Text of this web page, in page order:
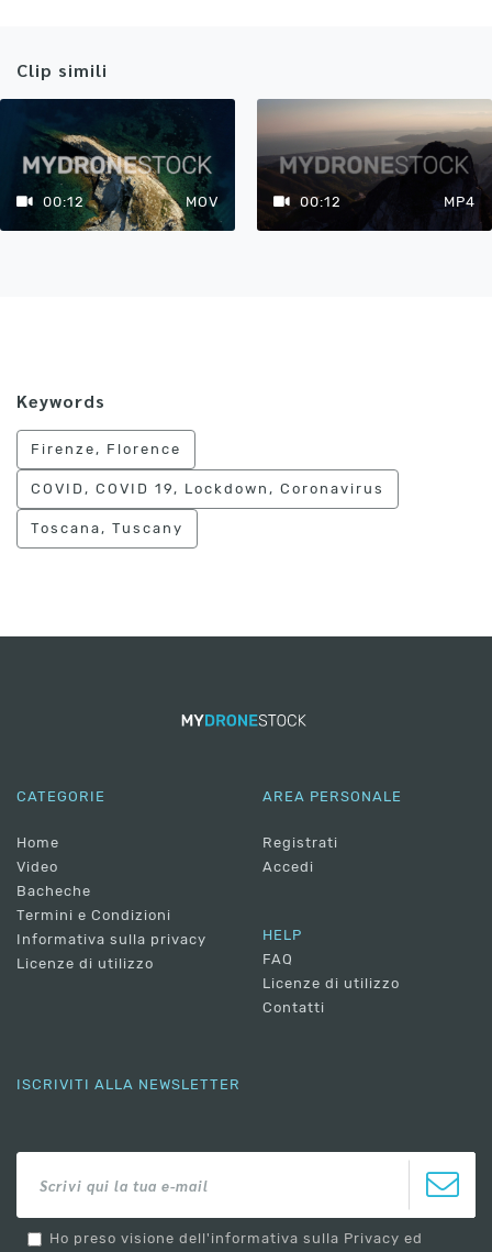
Clip simili
00:12 MOV 00:12 MP4
Keywords
Firenze, Florence
COVID, COVID 19, Lockdown, Coronavirus
Toscana, Tuscany
CATEGORIE
Home
Video
Bacheche
Termini e Condizioni
Informativa sulla privacy
Licenze di utilizzo
AREA PERSONALE
Registrati
Accedi
HELP
FAQ
Licenze di utilizzo
Contatti
ISCRIVITI ALLA NEWSLETTER
Ho preso visione dell'informativa sulla Privacy ed